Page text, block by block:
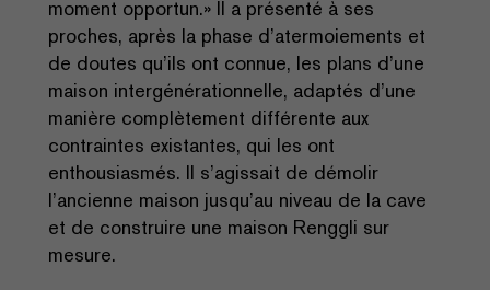
moment opportun.» Il a présenté à ses
proches, après la phase d’atermoiements et
de doutes qu’ils ont connue, les plans d’une
maison intergénérationnelle, adaptés d’une
manière complètement différente aux
contraintes existantes, qui les ont
enthousiasmés. Il s’agissait de démolir
l’ancienne maison jusqu’au niveau de la cave
et de construire une maison Renggli sur
mesure.